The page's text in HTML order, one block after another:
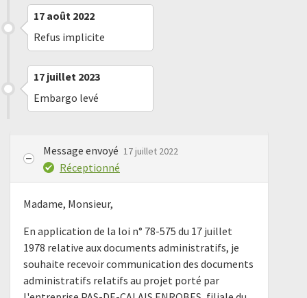
17 août 2022
Refus implicite
17 juillet 2023
Embargo levé
Message envoyé 17 juillet 2022
Réceptionné
Madame, Monsieur,
En application de la loi n° 78-575 du 17 juillet
1978 relative aux documents administratifs, je
souhaite recevoir communication des documents
administratifs relatifs au projet porté par